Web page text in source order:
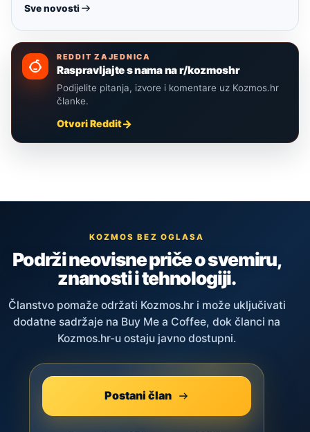
Sve novosti
REDDIT ZAJEDNICA
Raspravljajte s nama na r/kozmoshr
Podijelite pitanja, izvore i komentare uz Kozmos.hr
članke.
Otvori Reddit
KOZMOS BEZ OGLASA
Podrži neovisne priče o svemiru,
znanosti i tehnologiji.
Članstvo pomaže održati Kozmos.hr i može uključivati
dodatne sadržaje na Buy Me a Coffee, dok članci na
Kozmos.hr-u ostaju javno dostupni.
Postani član